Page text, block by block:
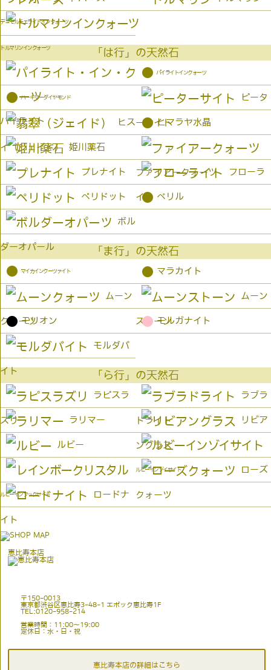
デュモルチェライトインクォーツ
トルマリンインクォーツ 「は行」の天然石
パイライト
● パイライトインクォーツ
● ハーキマーダイヤモンド ピータ
ーサイト
ヒス
イ（ジェイド）
● ヒマラヤ水晶
姫川薬石
ファイアークォーツ
プレナイト フローラ
イト
ペリドット ● ベリル
ボル
ダーオパール 「ま行」の天然石
● マイカインクーツァイト ● マラカイト
ムーン
クォーツ
ムーン
ストーン
● モリオン ● モルガナイト
モルダバ
イト 「ら行」の天然石
ラピスラ
ズリ
ラブラ
ドライト
ラリマー リビア
ングラス
ルビー
ルビーインゾイサイト
ルビーインフックサイト
ローズ
クォーツ
ロードナ
イト
恵比寿本店
〒150-0013
東京都渋谷区恵比寿3-48-1 エポック恵比寿1F
TEL:0120-958-214
営業時間：11:00〜19:00
定休日：水・日・祝
恵比寿本店の詳細はこちら